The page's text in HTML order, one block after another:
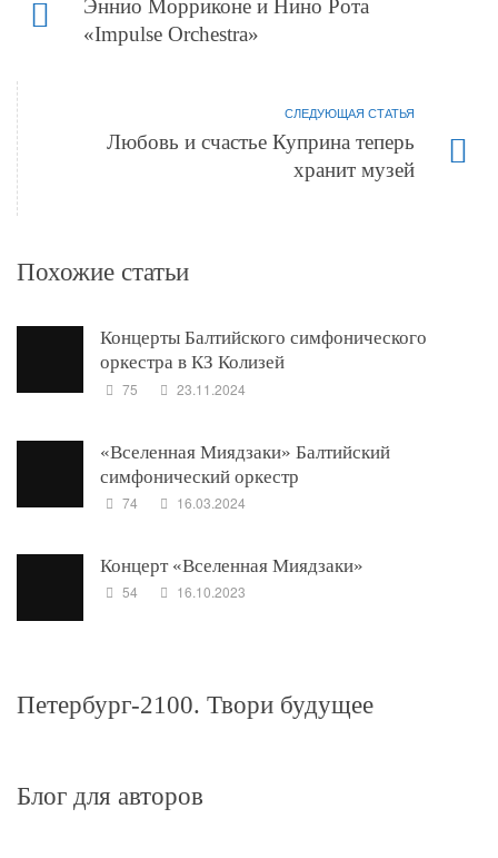
Эннио Морриконе и Нино Рота
«Impulse Orchestra»
СЛЕДУЮЩАЯ СТАТЬЯ
Любовь и счастье Куприна теперь
хранит музей
Похожие статьи
Концерты Балтийского симфонического
оркестра в КЗ Колизей
75 23.11.2024
«Вселенная Миядзаки» Балтийский
симфонический оркестр
74 16.03.2024
Концерт «Вселенная Миядзаки»
54 16.10.2023
Петербург-2100. Твори будущее
Блог для авторов